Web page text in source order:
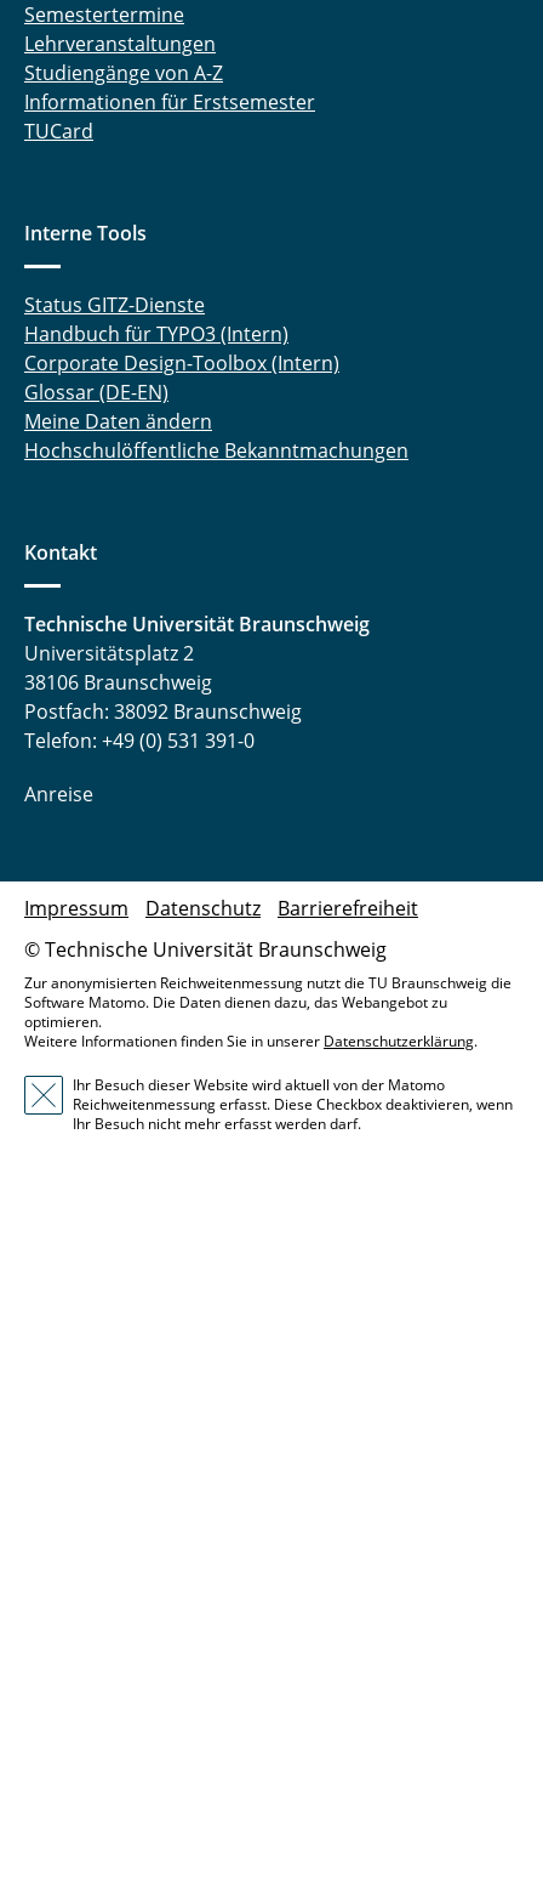
Semestertermine
Lehrveranstaltungen
Studiengänge von A-Z
Informationen für Erstsemester
TUCard
Interne Tools
Status GITZ-Dienste
Handbuch für TYPO3 (Intern)
Corporate Design-Toolbox (Intern)
Glossar (DE-EN)
Meine Daten ändern
Hochschulöffentliche Bekanntmachungen
Kontakt
Technische Universität Braunschweig
Universitätsplatz 2
38106 Braunschweig
Postfach: 38092 Braunschweig
Telefon: +49 (0) 531 391-0
Anreise
© Technische Universität Braunschweig
Impressum Datenschutz Barrierefreiheit
Zur anonymisierten Reichweitenmessung nutzt die TU Braunschweig die
Software Matomo. Die Daten dienen dazu, das Webangebot zu
optimieren.
Weitere Informationen finden Sie in unserer Datenschutzerklärung.
Ihr Besuch dieser Website wird aktuell von der Matomo
Reichweitenmessung erfasst. Diese Checkbox deaktivieren, wenn
Ihr Besuch nicht mehr erfasst werden darf.